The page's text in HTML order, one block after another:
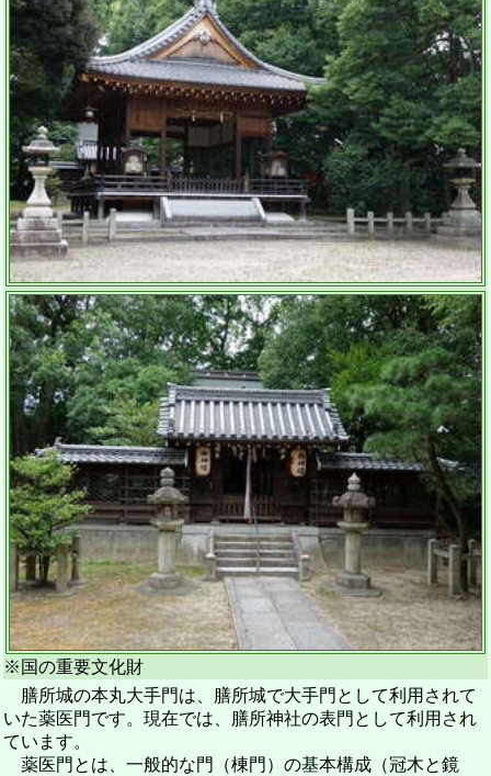
※国の重要文化財
膳所城の本丸大手門は、膳所城で大手門として利用されて
いた薬医門です。現在では、膳所神社の表門として利用され
ています。
薬医門とは、一般的な門（棟門）の基本構成（冠木と鏡